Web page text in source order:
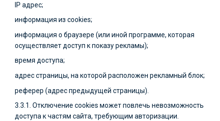
IP адрес;
информация из cookies;
информация о браузере (или иной программе, которая
осуществляет доступ к показу рекламы);
время доступа;
адрес страницы, на которой расположен рекламный блок;
реферер (адрес предыдущей страницы).
3.3.1. Отключение cookies может повлечь невозможность
доступа к частям сайта, требующим авторизации.